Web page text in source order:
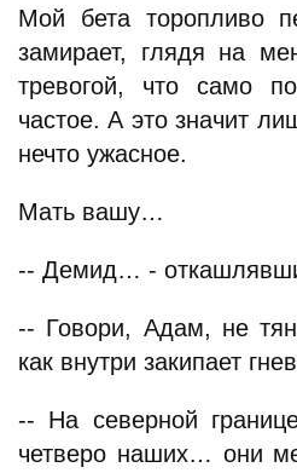
Мой бета торопливо
замирает, глядя на
тревогой, что само
частое. А это значит
нечто ужасное.
Мать вашу…
-- Демид… -
-- Говори, Адам, не
как внутри закипает
-- На северной
четверо наших… они